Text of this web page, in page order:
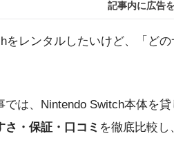
記事内に広告
をレンタルしたいけど、「ど
では、Nintendo Switch本体を
さ・保証・口コミ を徹底比較し